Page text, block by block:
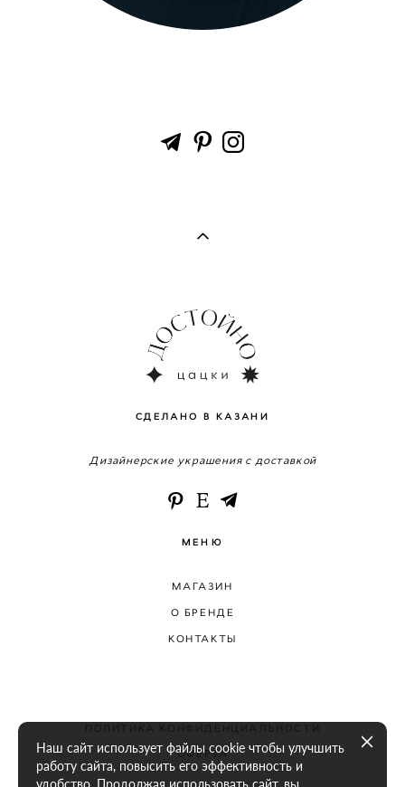
СДЕЛАНО В КАЗАНИ
Дизайнерские украшения с доставкой
МЕНЮ
МАГАЗИН
О БРЕНДЕ
КОНТАКТЫ
ПОЛИТИКА КОНФИДЕНЦИАЛЬНОСТИ
ОФЕРТА
Наш сайт использует файлы cookie чтобы улучшить
работу сайта, повысить его эффективность и
удобство. Продолжая использовать сайт, вы